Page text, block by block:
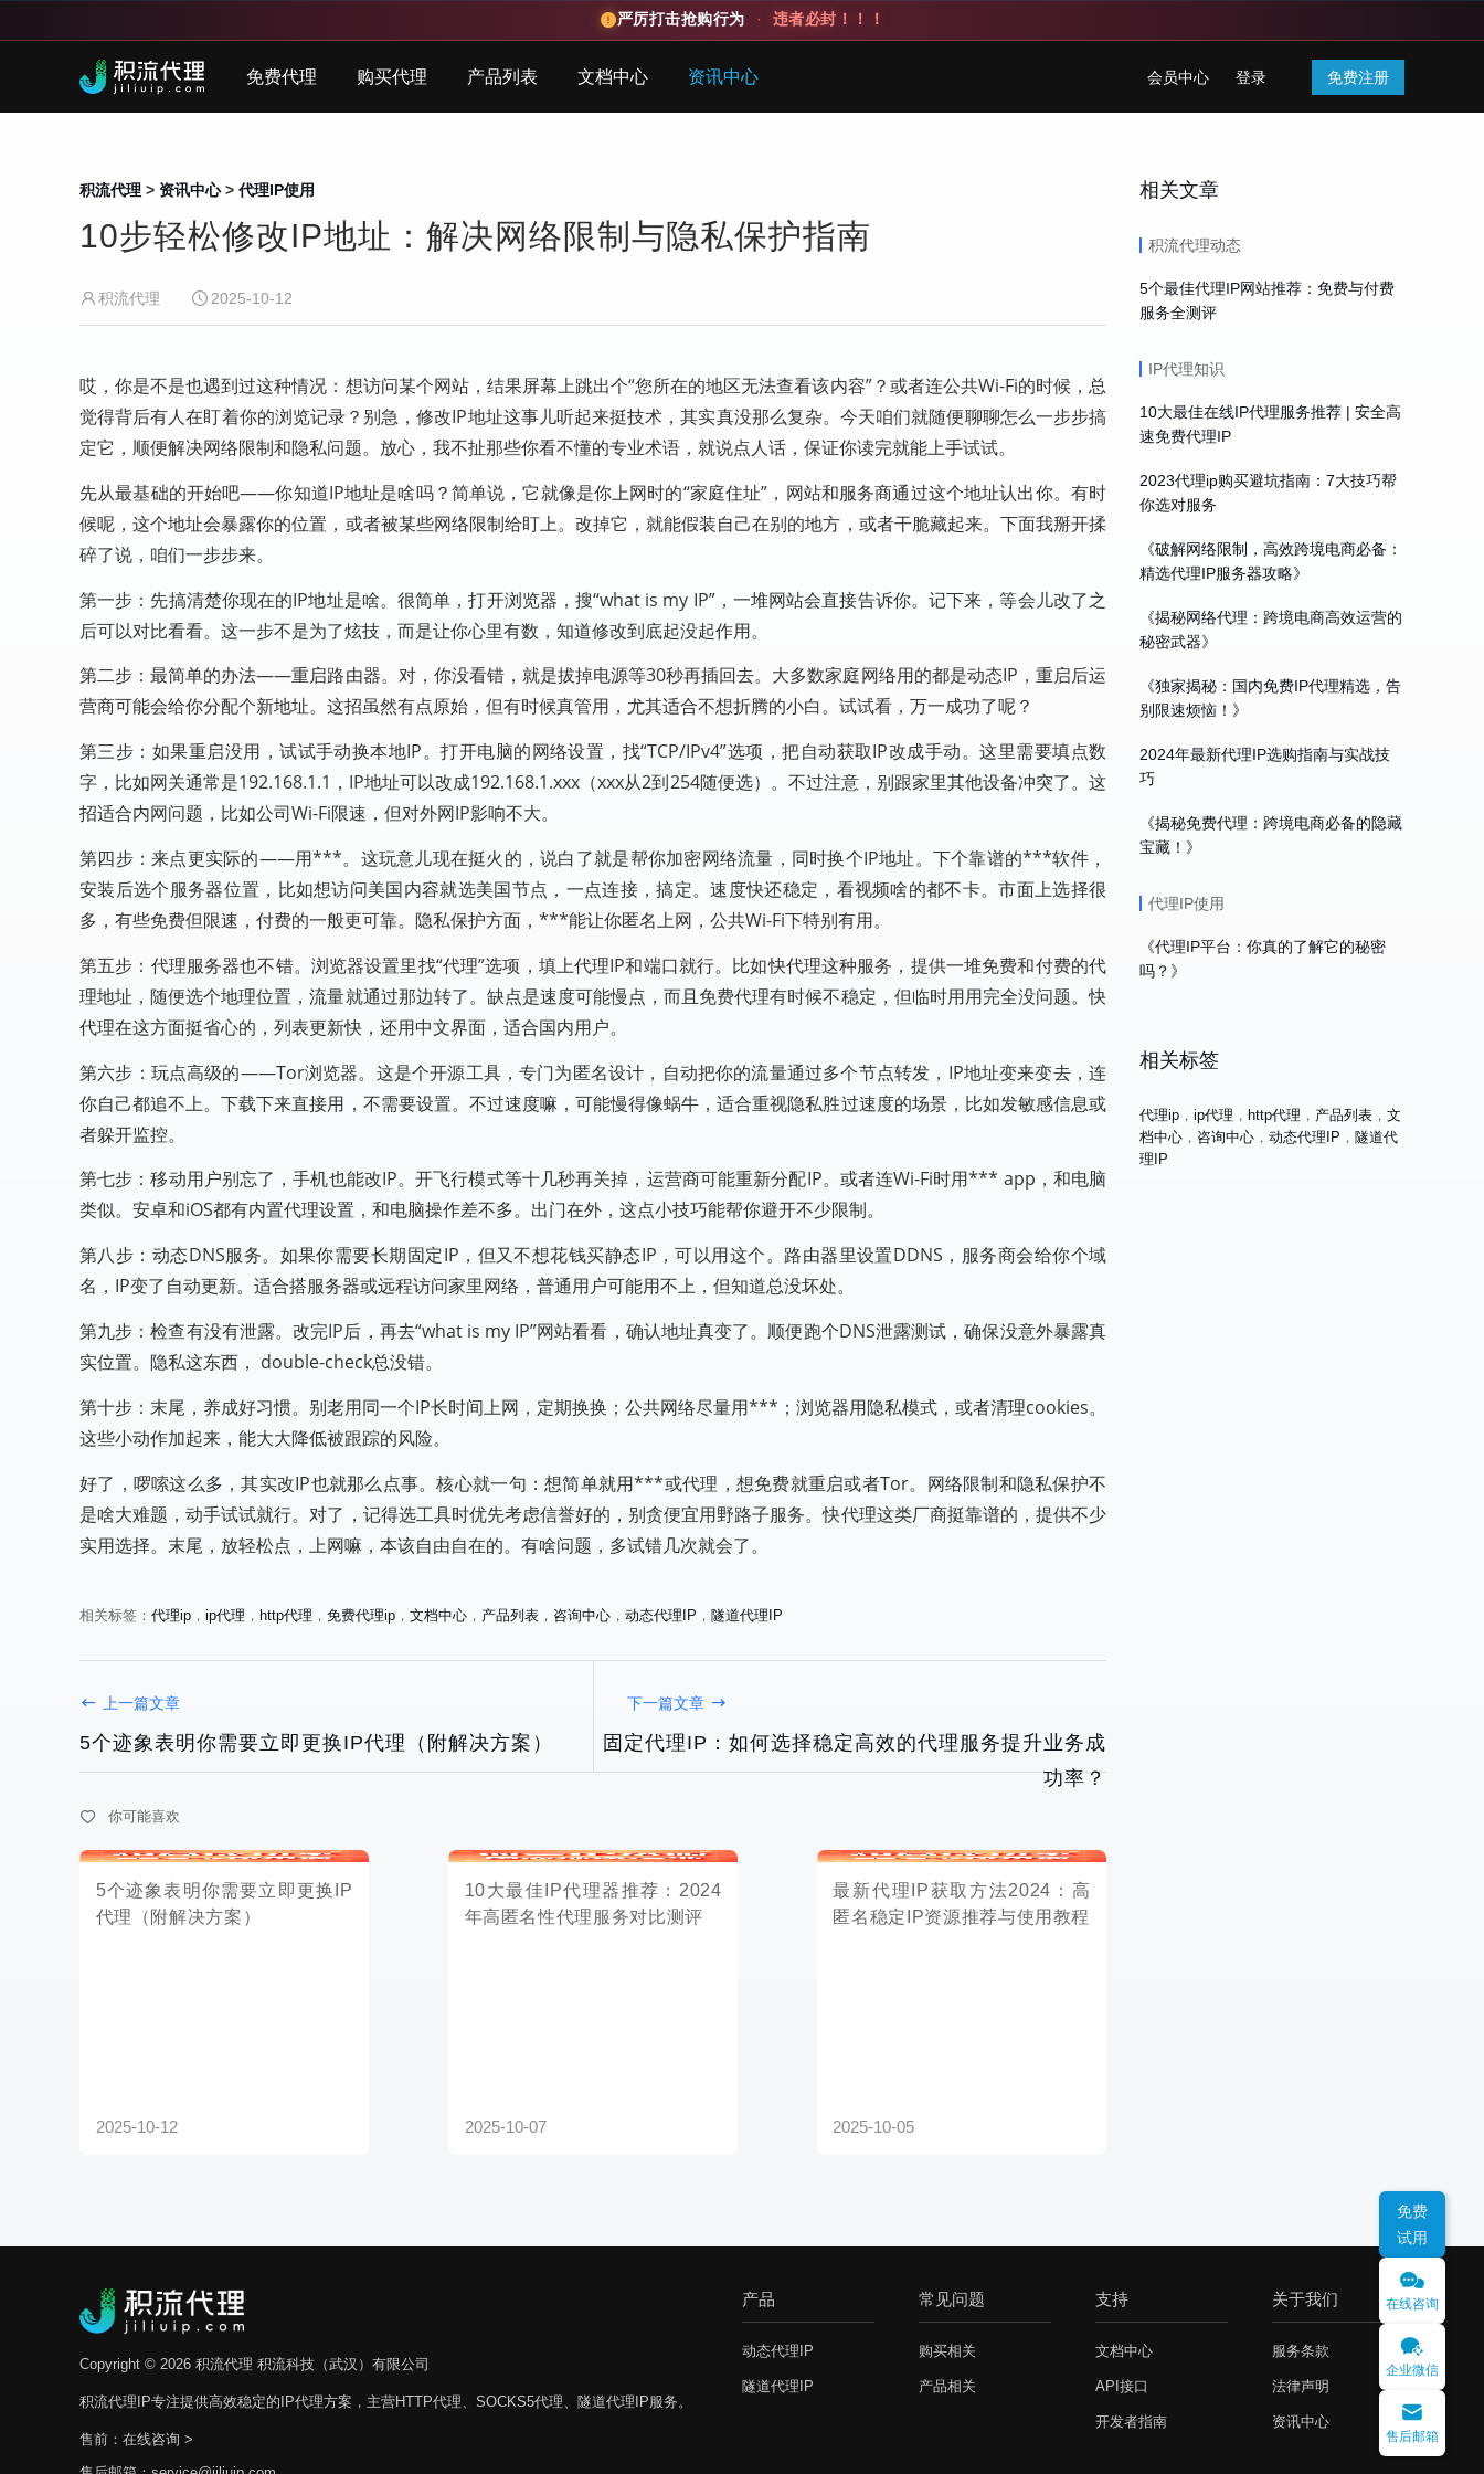
严厉打击抢购行为 · 违者必封！！！
免费代理 购买代理 产品列表 文档中心 资讯中心 会员中心 登录 免费注册
积流代理 > 资讯中心> 代理IP使用
10步轻松修改IP地址：解决网络限制与隐私保护指南
积流代理 2025-10-12
哎，你是不是也遇到过这种情况：想访问某个网站，结果屏幕上跳出个“您所在的地区无法查看该内容”？或者连公共Wi-Fi的时候，总
觉得背后有人在盯着你的浏览记录？别急，修改IP地址这事儿听起来挺技术，其实真没那么复杂。今天咱们就随便聊聊怎么一步步搞
定它，顺便解决网络限制和隐私问题。放心，我不扯那些你看不懂的专业术语，就说点人话，保证你读完就能上手试试。
先从最基础的开始吧——你知道IP地址是啥吗？简单说，它就像是你上网时的“家庭住址”，网站和服务商通过这个地址认出你。有时
候呢，这个地址会暴露你的位置，或者被某些网络限制给盯上。改掉它，就能假装自己在别的地方，或者干脆藏起来。下面我掰开揉
碎了说，咱们一步步来。
第一步：先搞清楚你现在的IP地址是啥。很简单，打开浏览器，搜“what is my IP”，一堆网站会直接告诉你。记下来，等会儿改了之
后可以对比看看。这一步不是为了炫技，而是让你心里有数，知道修改到底起没起作用。
第二步：最简单的办法——重启路由器。对，你没看错，就是拔掉电源等30秒再插回去。大多数家庭网络用的都是动态IP，重启后运
营商可能会给你分配个新地址。这招虽然有点原始，但有时候真管用，尤其适合不想折腾的小白。试试看，万一成功了呢？
第三步：如果重启没用，试试手动换本地IP。打开电脑的网络设置，找“TCP/IPv4”选项，把自动获取IP改成手动。这里需要填点数
字，比如网关通常是192.168.1.1，IP地址可以改成192.168.1.xxx（xxx从2到254随便选）。不过注意，别跟家里其他设备冲突了。这
招适合内网问题，比如公司Wi-Fi限速，但对外网IP影响不大。
第四步：来点更实际的——用***。这玩意儿现在挺火的，说白了就是帮你加密网络流量，同时换个IP地址。下个靠谱的***软件，
安装后选个服务器位置，比如想访问美国内容就选美国节点，一点连接，搞定。速度快还稳定，看视频啥的都不卡。市面上选择很
多，有些免费但限速，付费的一般更可靠。隐私保护方面，***能让你匿名上网，公共Wi-Fi下特别有用。
第五步：代理服务器也不错。浏览器设置里找“代理”选项，填上代理IP和端口就行。比如快代理这种服务，提供一堆免费和付费的代
理地址，随便选个地理位置，流量就通过那边转了。缺点是速度可能慢点，而且免费代理有时候不稳定，但临时用用完全没问题。快
代理在这方面挺省心的，列表更新快，还用中文界面，适合国内用户。
第六步：玩点高级的——Tor浏览器。这是个开源工具，专门为匿名设计，自动把你的流量通过多个节点转发，IP地址变来变去，连
你自己都追不上。下载下来直接用，不需要设置。不过速度嘛，可能慢得像蜗牛，适合重视隐私胜过速度的场景，比如发敏感信息或
者躲开监控。
第七步：移动用户别忘了，手机也能改IP。开飞行模式等十几秒再关掉，运营商可能重新分配IP。或者连Wi-Fi时用*** app，和电脑
类似。安卓和iOS都有内置代理设置，和电脑操作差不多。出门在外，这点小技巧能帮你避开不少限制。
第八步：动态DNS服务。如果你需要长期固定IP，但又不想花钱买静态IP，可以用这个。路由器里设置DDNS，服务商会给你个域
名，IP变了自动更新。适合搭服务器或远程访问家里网络，普通用户可能用不上，但知道总没坏处。
第九步：检查有没有泄露。改完IP后，再去“what is my IP”网站看看，确认地址真变了。顺便跑个DNS泄露测试，确保没意外暴露真
实位置。隐私这东西， double-check总没错。
第十步：末尾，养成好习惯。别老用同一个IP长时间上网，定期换换；公共网络尽量用***；浏览器用隐私模式，或者清理cookies。
这些小动作加起来，能大大降低被跟踪的风险。
好了，啰嗦这么多，其实改IP也就那么点事。核心就一句：想简单就用***或代理，想免费就重启或者Tor。网络限制和隐私保护不
是啥大难题，动手试试就行。对了，记得选工具时优先考虑信誉好的，别贪便宜用野路子服务。快代理这类厂商挺靠谱的，提供不少
实用选择。末尾，放轻松点，上网嘛，本该自由自在的。有啥问题，多试错几次就会了。
相关标签： 代理ip ， ip代理 ， http代理 ， 免费代理ip ， 文档中心 ， 产品列表 ， 咨询中心 ， 动态代理IP ， 隧道代理IP
上一篇文章
5个迹象表明你需要立即更换IP代理（附解决方案）
下一篇文章
固定代理IP：如何选择稳定高效的代理服务提升业务成
功率？
你可能喜欢
代理（附解决方案）
2025-10-12 2025-10-07
相关文章
积流代理动态
5个最佳代理IP网站推荐：免费与付费
服务全测评
IP代理知识
10大最佳在线IP代理服务推荐 | 安全高
速免费代理IP
2023代理ip购买避坑指南：7大技巧帮
你选对服务
《破解网络限制，高效跨境电商必备：
精选代理IP服务器攻略》
《揭秘网络代理：跨境电商高效运营的
秘密武器》
《独家揭秘：国内免费IP代理精选，告
别限速烦恼！》
2024年最新代理IP选购指南与实战技
巧
《揭秘免费代理：跨境电商必备的隐藏
宝藏！》
代理IP使用
《代理IP平台：你真的了解它的秘密
吗？》
相关标签
代理ip ， ip代理 ， http代理 ， 产品列表 ， 文
档中心 ， 咨询中心 ， 动态代理IP ， 隧道代
理IP
Copyright © 2026 积流代理 积流科技（武汉）有限公司
积流代理IP专注提供高效稳定的IP代理方案，主营HTTP代理、SOCKS5代理、隧道代理IP服务。
售前： 在线咨询 >
产品
动态代理IP
隧道代理IP
常见问题
购买相关
产品相关
支持
文档中心
API接口
开发者指南
关于我们
服务条款
法律声明
资讯中心
免费
试用
在线咨询
企业微信
售后邮箱